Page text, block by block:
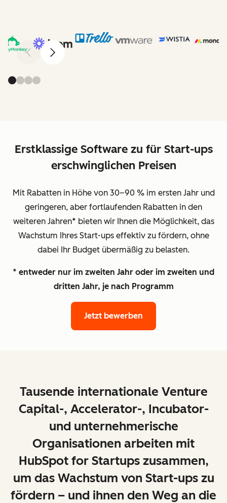
ZurückWeiter
Erstklassige Software zu für Start-ups
erschwinglichen Preisen
Mit Rabatten in Höhe von 30–90 % im ersten Jahr und
geringeren, aber fortlaufenden Rabatten in den
weiteren Jahren* bieten wir Ihnen die Möglichkeit, das
Wachstum Ihres Start-ups effektiv zu fördern, ohne
dabei Ihr Budget übermäßig zu belasten.
* entweder nur im zweiten Jahr oder im zweiten und
dritten Jahr, je nach Programm
Jetzt bewerben
Tausende internationale Venture
Capital-, Accelerator-, Incubator-
und unternehmerische
Organisationen arbeiten mit
HubSpot for Startups zusammen,
um das Wachstum von Start-ups zu
fördern – und ihnen den Weg an die